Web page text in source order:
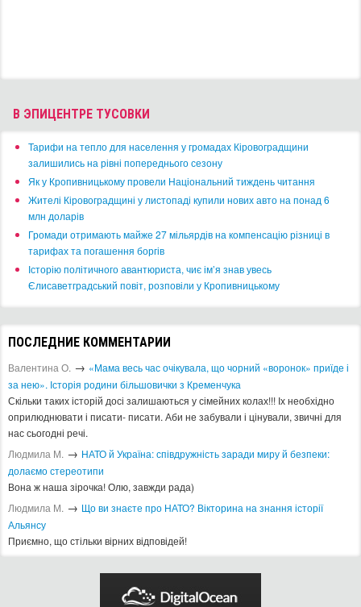
В ЭПИЦЕНТРЕ ТУСОВКИ
​Тарифи на тепло для населення у громадах Кіровоградщини
залишились на рівні попереднього сезону
​Як у Кропивницькому провели Національний тиждень читання
​Жителі Кіровоградщині у листопаді купили нових авто на понад 6
млн доларів
​Громади отримають майже 27 мільярдів на компенсацію різниці в
тарифах та погашення боргів
Історію політичного авантюриста, чиє ім’я знав увесь
Єлисаветградський повіт, розповіли у Кропивницькому
ПОСЛЕДНИЕ КОММЕНТАРИИ
Валентина О. → «Мама весь час очікувала, що чорний «воронок» приїде і
за нею». Історія родини більшовички з Кременчука
Скільки таких історій досі залишаються у сімейних колах!!! Іх необхідно
оприлюднювати і писати- писати. Аби не забували і цінували, звичні для
нас сьогодні речі.
Людмила М. → ​НАТО й Україна: співдружність заради миру й безпеки:
долаємо стереотипи
Вона ж наша зірочка! Олю, завжди рада)
Людмила М. → Що ви знаєте про НАТО? Вікторина на знання історії
Альянсу ​
Приємно, що стільки вірних відповідей!